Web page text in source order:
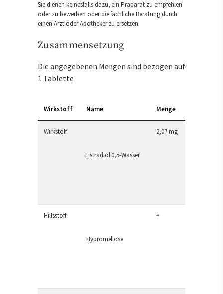
Sie dienen keinesfalls dazu, ein Präparat zu empfehlen
oder zu bewerben oder die fachliche Beratung durch
einen Arzt oder Apotheker zu ersetzen.
Zusammensetzung
Die angegebenen Mengen sind bezogen auf
1 Tablette
Wirkstoff Name Menge
Wirkstoff
Estradiol 0,5-Wasser
2,07 mg
Hilfsstoff
Hypromellose
+